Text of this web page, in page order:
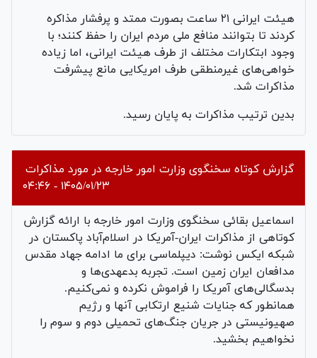
هیئت ایرانی ۲۱ ساعت بصورت ممتد و پرفشار مذاکره
کردند تا بتوانند منافع ملی مردم ایران را حفظ کنند؛ با
وجود ابتکارات مختلف از طرف هیئت ایرانی، اما زیاده
خواهی‌های غیرمنطقی طرف امریکایی مانع پیشرفت
مذاکرات شد.
بدین ترتیب مذاکرات به پایان رسید.
گزارش کوتاه سخنگوی وزارت امور خارجه در مورد مذاکرات
۱۴۰۵/۰۱/۲۳ - ۰۴:۴۶
اسماعیل بقائی سخنگوی وزارت امور خارجه با ارائه گزارش
کوتاهی از مذاکرات ایران-آمریکا در اسلام‌آباد پاکستان در
شبکه ایکس نوشت: دیپلماسی برای ما ادامه جهاد مقدس
مدافعان ایران زمین است. تجربه بدعهدی‌ها و
بدسگالی‌های آمریکا را فراموش نکرده و نمی‌کنیم.
همانطور که جنایات شنیع ارتکابی آنها و رژیم
صهیونیستی در جریان جنگ‌های تحمیلی دوم و سوم را
نخواهیم بخشید.